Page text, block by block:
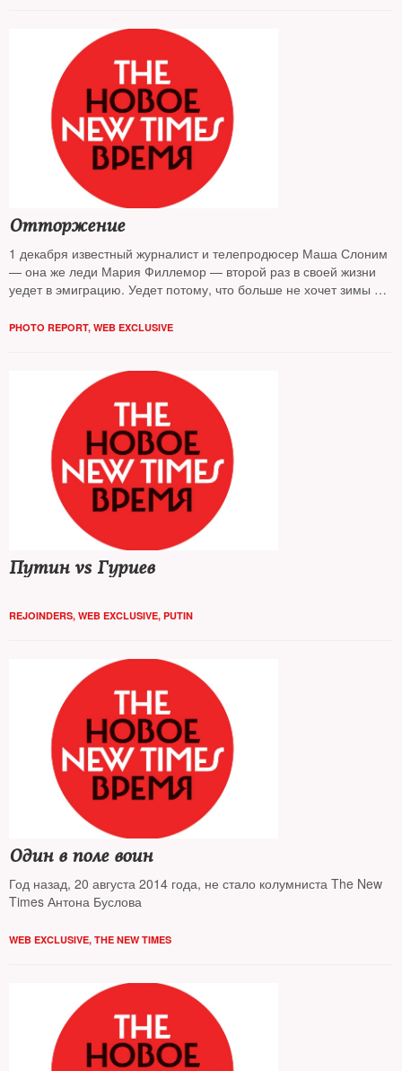
первых серий — стоит ждать новых эпизодов. Памятуя судьбу
Анна Политковской, Натальи Эстемировой, Бориса Немцова,
хочется надеяться, что мелодрама не обернется трагедией и
кровью — как это бывало уже не раз. Кто является заказчиками,
продюсерами и сценаристами этого шоу, какие цели
преследуют игроки и что ждать на выходе — узнавал The New
Отторжение
1 декабря известный журналист и телепродюсер Маша Слоним
— она же леди Мария Филлемор — второй раз в своей жизни
уедет в эмиграцию. Уедет потому, что больше не хочет зимы —
PHOTO REPORT, WEB EXCLUSIVE
Путин vs Гуриев
REJOINDERS, WEB EXCLUSIVE, PUTIN
Один в поле воин
Год назад, 20 августа 2014 года, не стало колумниста The New
Times Антона Буслова
WEB EXCLUSIVE, THE NEW TIMES